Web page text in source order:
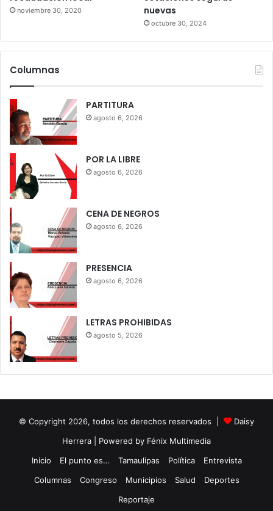
noviembre 30, 2020
nuevas
octubre 30, 2024
Columnas
PARTITURA
agosto 6, 2026
POR LA LIBRE
agosto 6, 2026
CENA DE NEGROS
agosto 6, 2026
PRESENCIA
agosto 6, 2026
LETRAS PROHIBIDAS
agosto 5, 2026
© Copyright 2026, todos los derechos reservados |
Daisy
Herrera | Powered by Fénix Multimedia
Inicio
El punto es… Tamaulipas Política
Entrevista
Columnas
Congreso Municipios Salud
Deportes
Reportaje